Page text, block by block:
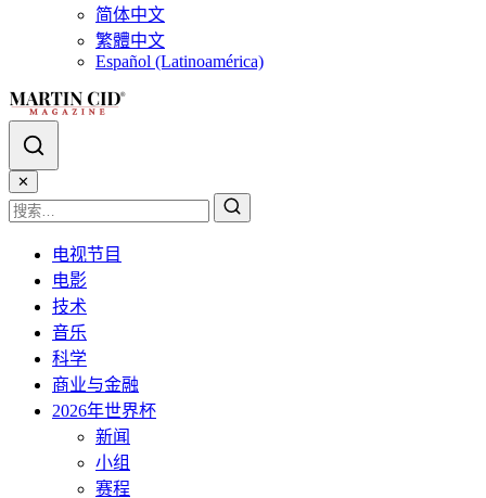
简体中文
繁體中文
Español (Latinoamérica)
✕
电视节目
电影
技术
音乐
科学
商业与金融
2026年世界杯
新闻
小组
赛程